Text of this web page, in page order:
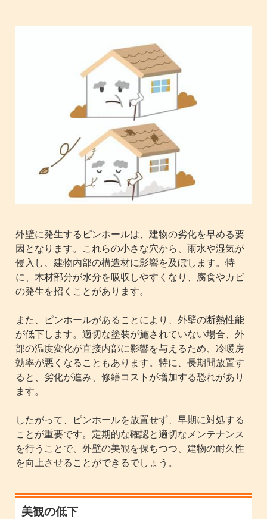
外壁に発生するピンホールは、建物の劣化を早める要
因となります。これらの小さな穴から、雨水や湿気が
侵入し、建物内部の構造材に影響を及ぼします。特
に、木材部分が水分を吸収しやすくなり、腐食やカビ
の発生を招くことがあります。
また、ピンホールがあることにより、外壁の断熱性能
が低下します。適切な塗装が施されていない場合、外
部の温度変化が直接内部に影響を与えるため、冷暖房
効率が悪くなることもあります。特に、長期間放置す
ると、劣化が進み、修繕コストが増加する恐れがあり
ます。
したがって、ピンホールを放置せず、早期に対処する
ことが重要です。定期的な確認と適切なメンテナンス
を行うことで、外壁の美観を保ちつつ、建物の耐久性
を向上させることができるでしょう。
美観の低下